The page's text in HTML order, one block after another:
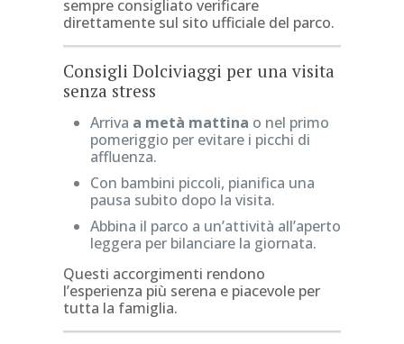
sempre consigliato verificare
direttamente sul sito ufficiale del parco.
Consigli Dolciviaggi per una visita
senza stress
Arriva a metà mattina o nel primo
pomeriggio per evitare i picchi di
affluenza.
Con bambini piccoli, pianifica una
pausa subito dopo la visita.
Abbina il parco a un’attività all’aperto
leggera per bilanciare la giornata.
Questi accorgimenti rendono
l’esperienza più serena e piacevole per
tutta la famiglia.